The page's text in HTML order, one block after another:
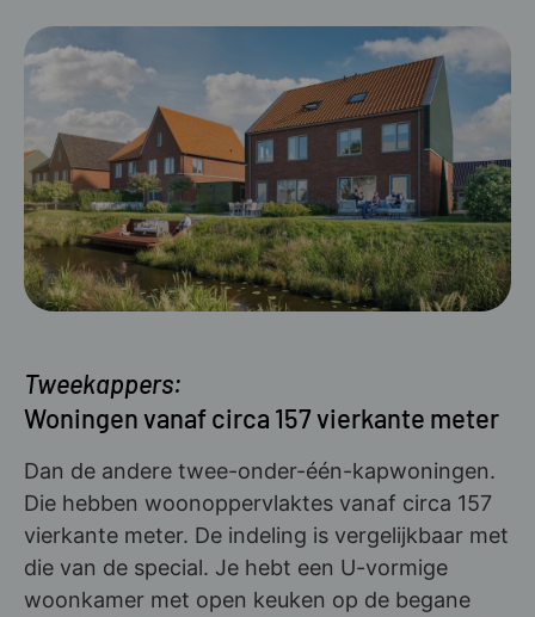
Tweekappers:
Woningen vanaf circa 157 vierkante meter
Dan de andere twee-onder-één-kapwoningen.
Die hebben woonoppervlaktes vanaf circa 157
vierkante meter. De indeling is vergelijkbaar met
die van de special. Je hebt een U-vormige
woonkamer met open keuken op de begane